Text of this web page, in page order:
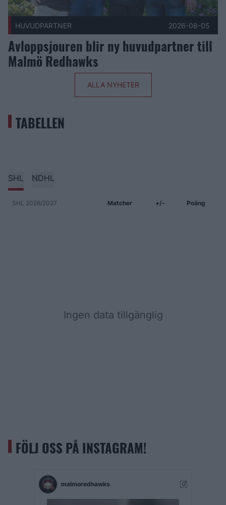
HUVUDPARTNER 2026-08-05
Avloppsjouren blir ny huvudpartner till
Malmö Redhawks
ALLA NYHETER
TABELLEN
SHL NDHL
SHL 2026/2027 Matcher +/- Poäng
Ingen data tillgänglig
FÖLJ OSS PÅ INSTAGRAM!
malmoredhawks